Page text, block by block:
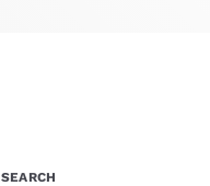
SEARCH